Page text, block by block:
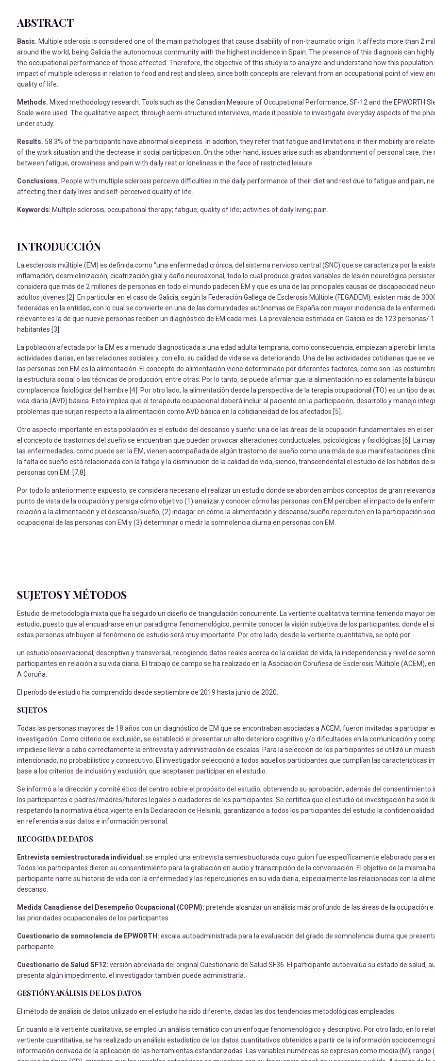
ABSTRACT
Basis. Multiple sclerosis is considered one of the main pathologies that cause disability of non-traumatic origin. It affects more than 2
around the world, being Galicia the autonomous community with the highest incidence in Spain. The presence of this diagnosis can
the occupational performance of those affected. Therefore, the objective of this study is to analyze and understand how this population
impact of multiple sclerosis in relation to food and rest and sleep, since both concepts are relevant from an occupational point of view
quality of life.
Methods. Mixed methodology research. Tools such as the Canadian Measure of Occupational Performance, SF-12 and the EPWORTH
Scale were used. The qualitative aspect, through semi-structured interviews, made it possible to investigate everyday aspects of the
under study.
Results. 58.3% of the participants have abnormal sleepiness. In addition, they refer that fatigue and limitations in their mobility are
of the work situation and the decrease in social participation. On the other hand, issues arise such as abandonment of personal care, the
between fatigue, drowsiness and pain with daily rest or loneliness in the face of restricted leisure.
Conclusions. People with multiple sclerosis perceive difficulties in the daily performance of their diet and rest due to fatigue and pain,
affecting their daily lives and self-perceived quality of life.
Keywords: Multiple sclerosis; occupational therapy; fatigue; quality of life; activities of daily living; pain.
INTRODUCCIÓN
La esclerosis múltiple (EM) es definida como “una enfermedad crónica, del sistema nervioso central (SNC) que se caracteriza por la
inflamación, desmielinización, cicatrización glial y daño neuroaxonal, todo lo cual produce grados variables de lesión neurológica
considera que más de 2 millones de personas en todo el mundo padecen EM y que es una de las principales causas de discapacidad
adultos jóvenes [2]. En particular en el caso de Galicia, según la Federación Gallega de Esclerosis Múltiple (FEGADEM), existen más de
federadas en la entidad, con lo cual se convierte en una de las comunidades autónomas de España con mayor incidencia de la
relevante es la de que nueve personas reciben un diagnóstico de EM cada mes. La prevalencia estimada en Galicia es de 123 personas/
habitantes [3].
La población afectada por la EM es a menudo diagnosticada a una edad adulta temprana, como consecuencia, empiezan a percibir
actividades diarias, en las relaciones sociales y, con ello, su calidad de vida se va deteriorando. Una de las actividades cotidianas que se
las personas con EM es la alimentación. El concepto de alimentación viene determinado por diferentes factores, como son: las
la estructura social o las técnicas de producción, entre otras. Por lo tanto, se puede afirmar que la alimentación no es solamente la
complacencia fisiológica del hambre [4]. Por otro lado, la alimentación desde la perspectiva de la terapia ocupacional (TO) es un tipo de
vida diaria (AVD) básica. Esto implica que el terapeuta ocupacional deberá incluir al paciente en la participación, desarrollo y manejo
problemas que surjan respecto a la alimentación como AVD básica en la cotidianeidad de los afectados [5].
Otro aspecto importante en esta población es el estudio del descanso y sueño: una de las áreas de la ocupación fundamentales en el ser
el concepto de trastornos del sueño se encuentran que pueden provocar alteraciones conductuales, psicológicas y fisiológicas [6]. La
las enfermedades, como puede ser la EM, vienen acompañada de algún trastorno del sueño como una más de sus manifestaciones
la falta de sueño está relacionada con la fatiga y la disminución de la calidad de vida, siendo, transcendental el estudio de los hábitos de
personas con EM. [7,8]
Por todo lo anteriormente expuesto, se considera necesario el realizar un estudio donde se aborden ambos conceptos de gran relevancia
punto de vista de la ocupación y persiga cómo objetivo (1) analizar y conocer cómo las personas con EM perciben el impacto de la
relación a la alimentación y el descanso/sueño, (2) indagar en cómo la alimentación y descanso/sueño repercuten en la participación
ocupacional de las personas con EM y (3) determinar o medir la somnolencia diurna en personas con EM.
SUJETOS Y MÉTODOS
Estudio de metodología mixta que ha seguido un diseño de triangulación concurrente. La vertiente cualitativa termina teniendo mayor
estudio, puesto que al encuadrarse en un paradigma fenomenológico, permite conocer la visión subjetiva de los participantes, donde el
estas personas atribuyen al fenómeno de estudio será muy importante. Por otro lado, desde la vertiente cuantitativa, se optó por
un estudio observacional, descriptivo y transversal, recogiendo datos reales acerca de la calidad de vida, la independencia y nivel de
participantes en relación a su vida diaria. El trabajo de campo se ha realizado en la Asociación Coruñesa de Esclerosis Múltiple (ACEM),
A Coruña.
El período de estudio ha comprendido desde septiembre de 2019 hasta junio de 2020.
SUJETOS
Todas las personas mayores de 18 años con un diagnóstico de EM que se encontraban asociadas a ACEM, fueron invitadas a participar
investigación. Como criterio de exclusión, se estableció el presentar un alto deterioro cognitivo y/o dificultades en la comunicación y
impidiese llevar a cabo correctamente la entrevista y administración de escalas. Para la selección de los participantes se utilizó un
intencionado, no probabilístico y consecutivo. El investigador seleccionó a todos aquellos participantes que cumplían las características
base a los criterios de inclusión y exclusión, que aceptasen participar en el estudio.
Se informó a la dirección y comité ético del centro sobre el propósito del estudio, obteniendo su aprobación, además del consentimiento
los participantes o padres/madres/tutores legales o cuidadores de los participantes. Se certifica que el estudio de investigación ha sido
respetando la normativa ética vigente en la Declaración de Helsinki, garantizando a todos los participantes del estudio la
en referencia a sus datos e información personal.
RECOGIDA DE DATOS
Entrevista semiestructurada individual: se empleó una entrevista semiestructurada cuyo guion fue específicamente elaborado para
Todos los participantes dieron su consentimiento para la grabación en audio y transcripción de la conversación. El objetivo de la misma ha
participante narre su historia de vida con la enfermedad y las repercusiones en su vida diaria, especialmente las relacionadas con la
descanso.
Medida Canadiense del Desempeño Ocupacional (COPM): pretende alcanzar un análisis más profundo de las áreas de la ocupación e
las prioridades ocupacionales de los participantes.
Cuestionario de somnolencia de EPWORTH: escala autoadministrada para la evaluación del grado de somnolencia diurna que
participante.
Cuestionario de Salud SF12: versión abreviada del original Cuestionario de Salud SF36. El participante autoevalúa su estado de salud,
presenta algún impedimento, el investigador también puede administrarla.
GESTIÓN Y ANÁLISIS DE LOS DATOS
El método de análisis de datos utilizado en el estudio ha sido diferente, dadas las dos tendencias metodológicas empleadas.
En cuanto a la vertiente cualitativa, se empleó un análisis temático con un enfoque fenomenológico y descriptivo. Por otro lado, en lo
vertiente cuantitativa, se ha realizado un análisis estadístico de los datos cuantitativos obtenidos a partir de la información
información derivada de la aplicación de las herramientas estandarizadas. Las variables numéricas se expresan como media (M), rango